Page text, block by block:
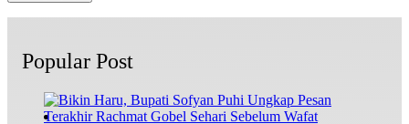
Popular Post